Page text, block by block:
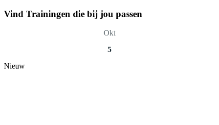
Vind Trainingen die bij jou passen
Okt
5
Nieuw